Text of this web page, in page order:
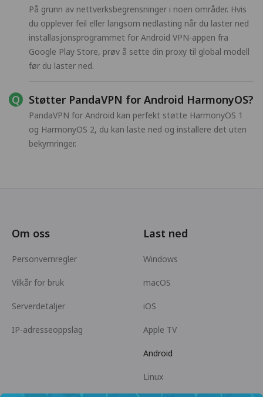
På grunn av nettverksbegrensninger i noen områder. Hvis
du opplever feil eller langsom nedlasting når du laster ned
installasjonsprogrammet for Android VPN-appen fra
Google Play Store, prøv å sette din proxy til global modell
før du laster ned.
Støtter PandaVPN for Android HarmonyOS?
PandaVPN for Android kan perfekt støtte HarmonyOS 1
og HarmonyOS 2, du kan laste ned og installere det uten
bekymringer.
Om oss
Personvernregler
Vilkår for bruk
Serverdetaljer
IP-adresseoppslag
Last ned
Windows
macOS
iOS
Apple TV
Android
Linux